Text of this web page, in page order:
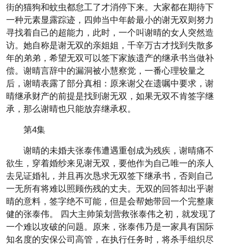
街的猫狗和蚊虫都怠工了才消停下来。大家都在期待下
一种元素显露踪迹，四帅当中年龄最小的谢无双则努力
寻找着自己的超能力，此时，一个叫谢晴的女人突然造
访。她自称是谢无双的亲姐姐，千辛万古才找到失散多
年的弟弟，希望无双可以签下家族遗产的继承书当做补
偿。谢晴言辞中的漏洞被小慧察觉，一番心理较量之
后，谢晴表露了部分真相：原来谢父在遗嘱中要求，谢
晴继承财产的前提是找到谢无双，如果无双不肯签字继
承，那么谢晴也只能放弃继承权。
第4集
谢晴的未婚夫张泰伟遭遇重创成为残疾，谢晴痛不
欲生，穿着婚纱来见谢无双，要他作为自己唯一的亲人
去见证婚礼，并且再次恳求无双签下继承书，否则自己
一无所有将难以照顾伤残的丈夫。无双的回答却出乎谢
晴的意料，签字绝不可能，但是会帮她带回一个完整康
健的张泰伟。 四大主帅策划营救张泰伟之初，就发现了
一个难以攻破的问题。原来，张泰伟乃是一家具有国际
知名度的安保公司高管，在执行任务时，将杀手组织尽